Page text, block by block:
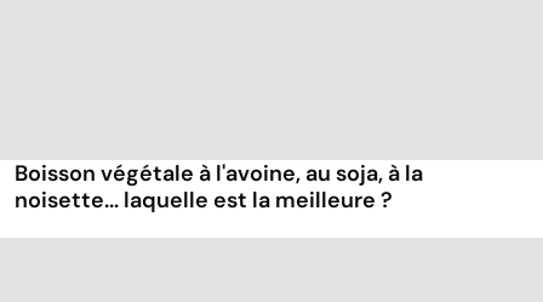
Boisson végétale à l'avoine, au soja, à la
noisette... laquelle est la meilleure ?